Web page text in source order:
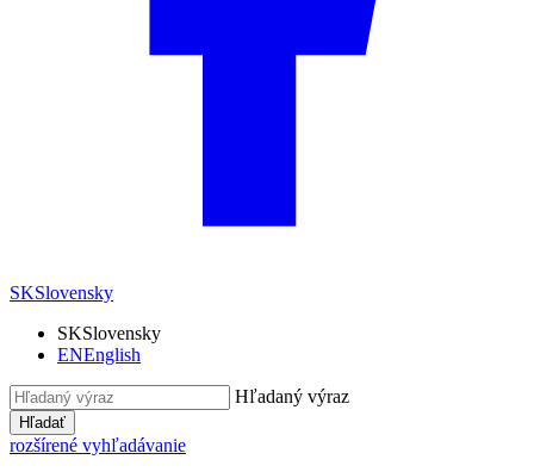
SKSlovensky
SKSlovensky
ENEnglish
Hľadaný výraz
Hľadať
rozšírené vyhľadávanie